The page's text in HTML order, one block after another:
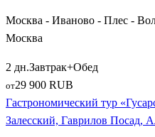
со старинной кухней
Смоленск
знаменитый смоленский
вяземские пряники из города
(сытный картофельный
посещают исторический
Москва - Иваново - Плес -
Москва
2 дн.Завтрак+Обед
от29 900 RUB
Гастрономический тур
Залесский, Гаврилов Посад,